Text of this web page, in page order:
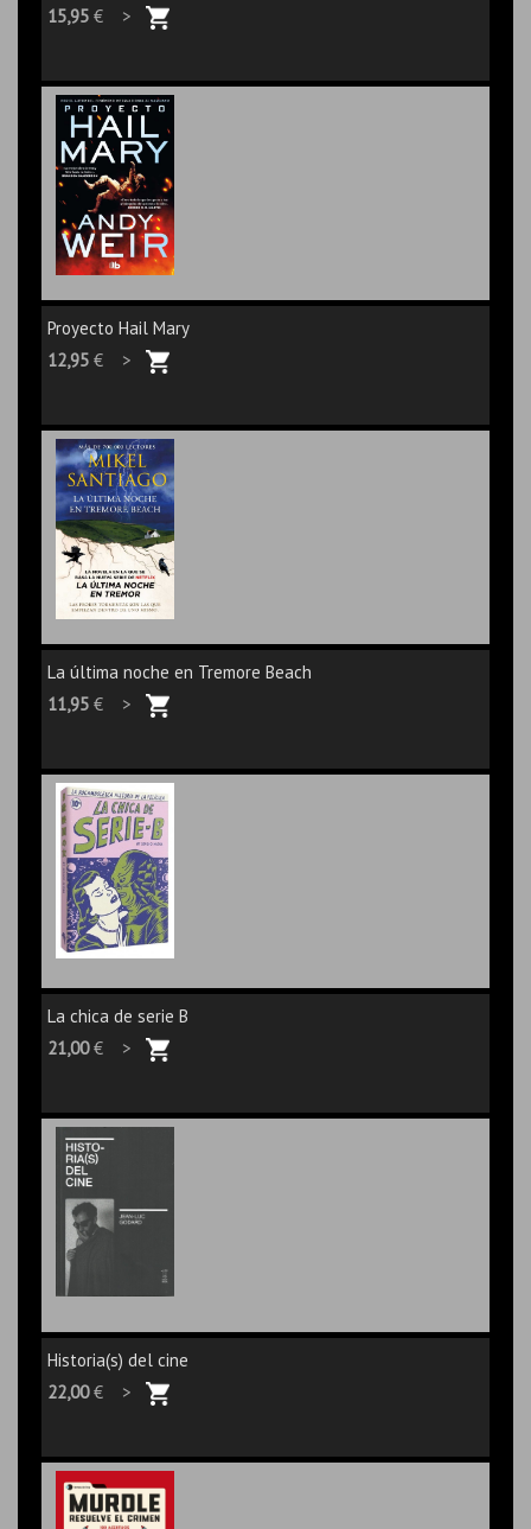
15,95 € >
Proyecto Hail Mary
12,95 € >
La última noche en Tremore Beach
11,95 € >
La chica de serie B
21,00€ >
Historia(s) del cine
22,00€ >